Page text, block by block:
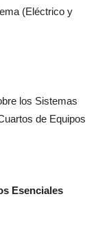
(Eléctrico y
los Sistemas
de Equipos
Esenciales